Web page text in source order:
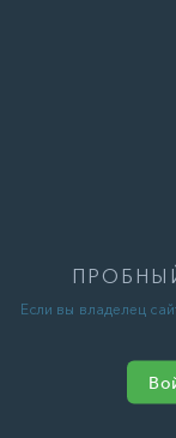
Если вы владелец